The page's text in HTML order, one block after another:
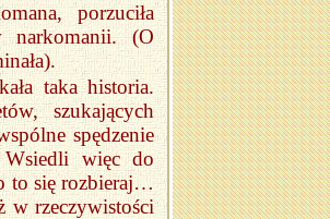
porzuciła
narkomanii. (O
taka historia.
szukających
spędzenie
Wsiedli więc do
to się rozbieraj…
w rzeczywistości